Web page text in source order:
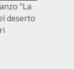
"La
deserto